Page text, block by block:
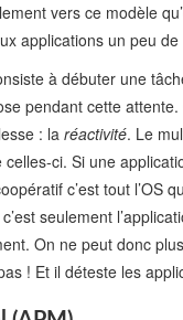
vers ce modèle
applications un peu
à débuter une
pendant cette
: laréactivité. Le
ci. Si une
c’est tout l’OS
seulement
On ne peut donc
! Et il déteste les